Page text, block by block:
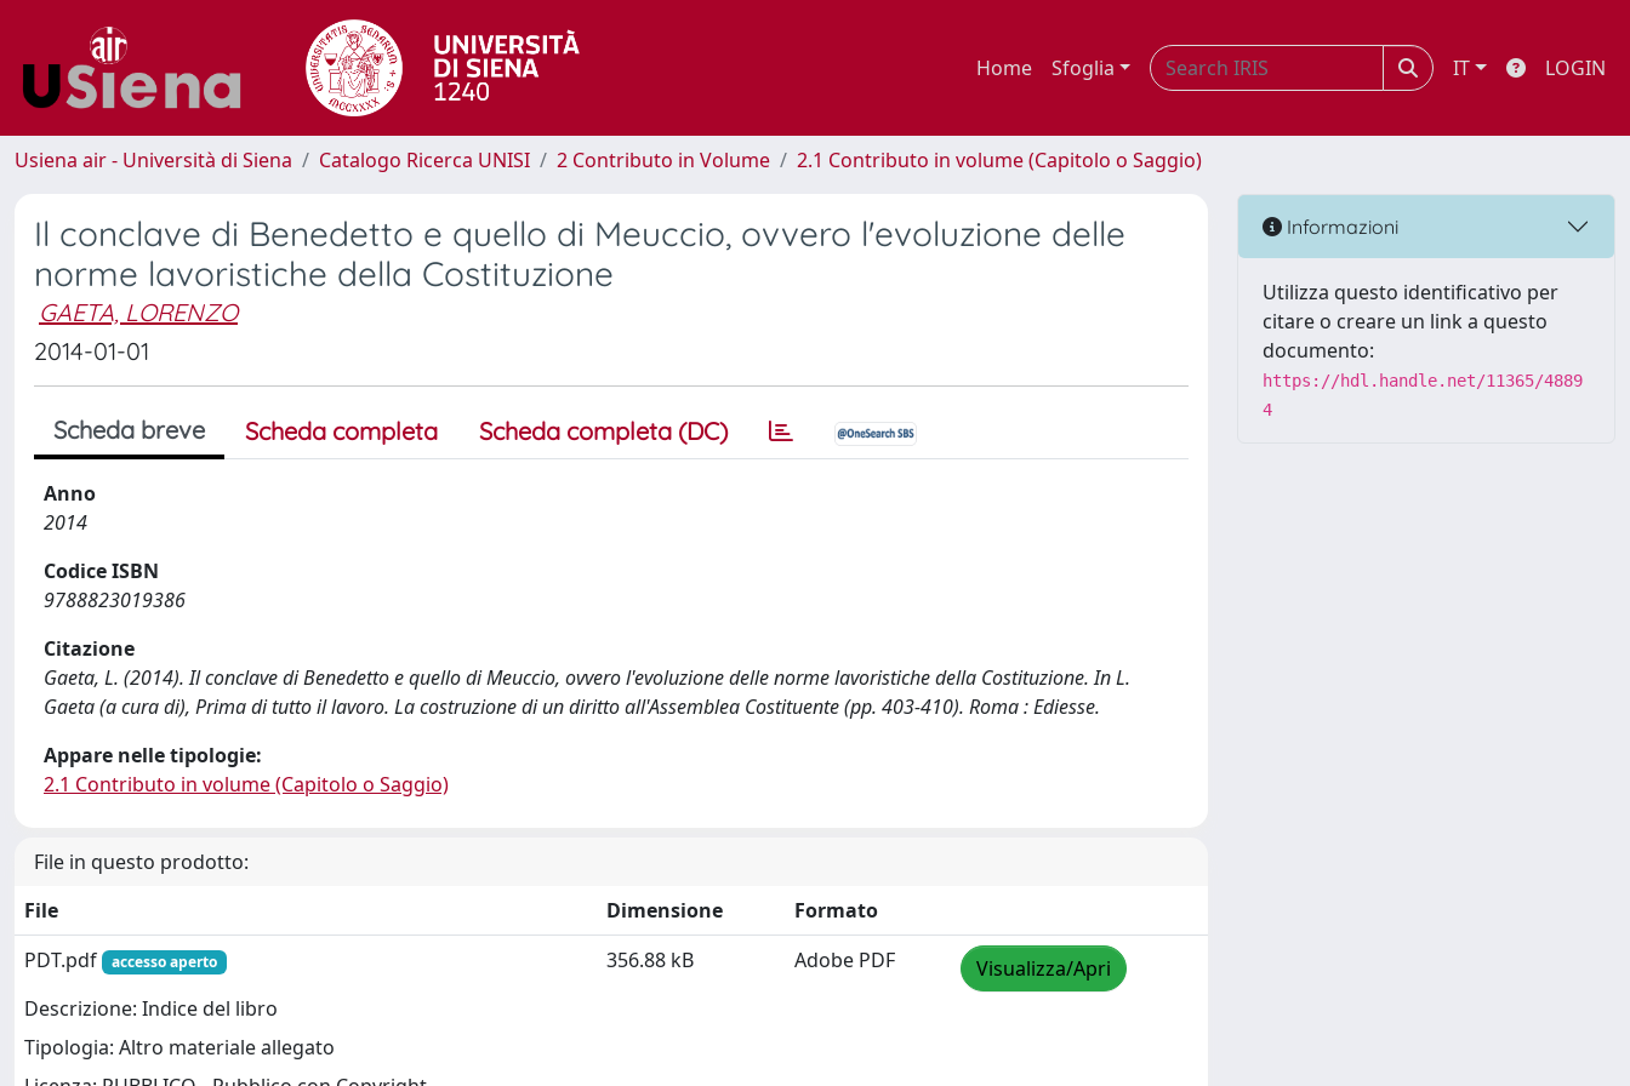
Home Sfoglia IT LOGIN
Usiena air - Università di Siena Catalogo Ricerca UNISI 2 Contributo in Volume 2.1 Contributo in volume (Capitolo o Saggio)
Il conclave di Benedetto e quello di Meuccio, ovvero l'evoluzione delle
norme lavoristiche della Costituzione
GAETA, LORENZO
2014-01-01
Scheda breve Scheda completa Scheda completa (DC)
Anno
2014
Codice ISBN
9788823019386
Citazione
Gaeta, L. (2014). Il conclave di Benedetto e quello di Meuccio, ovvero l'evoluzione delle norme lavoristiche della Costituzione. In L.
Gaeta (a cura di), Prima di tutto il lavoro. La costruzione di un diritto all'Assemblea Costituente (pp. 403-410). Roma : Ediesse.
Appare nelle tipologie:
2.1 Contributo in volume (Capitolo o Saggio)
File in questo prodotto:
File
Dimensione
Formato
PDT.pdf
accesso aperto
Descrizione: Indice del libro
Tipologia: Altro materiale allegato
356.88 kB Adobe PDF Visualizza/Apri
Informazioni
Utilizza questo identificativo per
citare o creare un link a questo
documento:
https://hdl.handle.net/11365/4889
4